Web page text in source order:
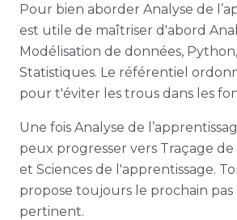
Pour bien aborder Analyse de
est utile de maîtriser d'abord
Modélisation de données,
Statistiques. Le référentiel
pour t'éviter les trous dans les
Une fois Analyse de
peux progresser vers Traçage de
et Sciences de l'apprentissage.
propose toujours le prochain pas
pertinent.